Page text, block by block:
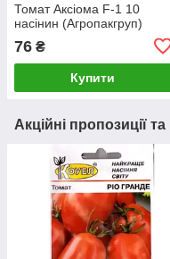
Томат Аксіома F-1 10
насінин (Агропакгруп)
76 ₴
Купити
Акційні пропозиції